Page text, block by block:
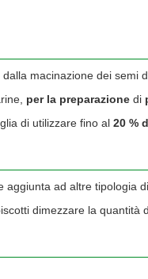
dalla macinazione dei semi
per la preparazione di
di utilizzare fino al 20 %
aggiunta ad altre tipologia
dimezzare la quantità